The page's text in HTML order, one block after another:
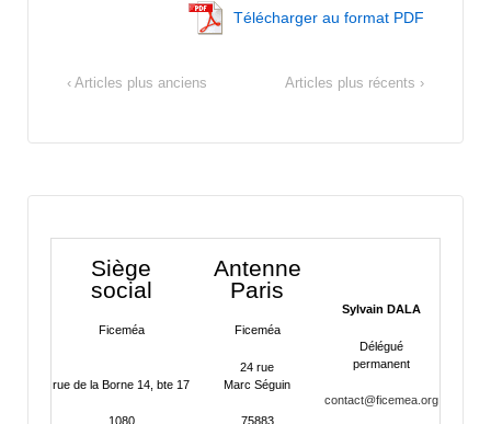
Télécharger au format PDF
‹ Articles plus anciens Articles plus récents ›
Siège
social
Ficeméa
rue de la Borne 14, bte 17
1080
Antenne
Paris
Ficeméa
24 rue
Marc Séguin
75883
Sylvain DALA
Délégué
permanent
contact@ficemea.org